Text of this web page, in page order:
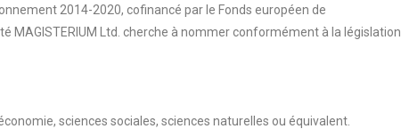
2014-2020, cofinancé par le Fonds européen de
MAGISTERIUM Ltd. cherche à nommer conformément à la législation
sciences sociales, sciences naturelles ou équivalent.